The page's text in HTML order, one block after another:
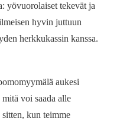
yövuorolaiset tekevät ja
hyvin juttuun
herkkukassin kanssa.
aukesi
voi saada alle
kun teimme